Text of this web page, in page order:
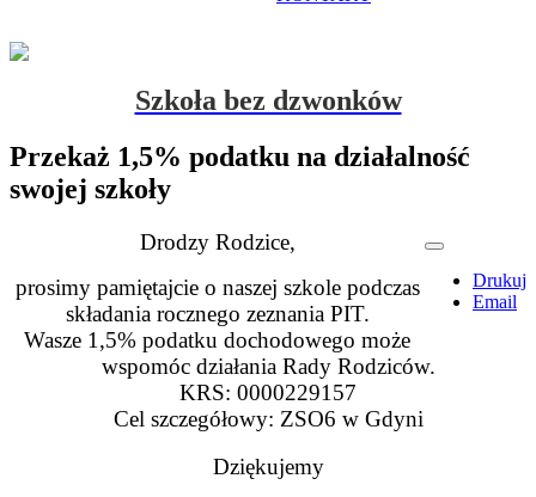
Szkoła bez dzwonków
Przekaż 1,5% podatku na działalność
swojej szkoły
Drukuj
Email
Drodzy Rodzice,
prosimy pamiętajcie o naszej szkole podczas
składania rocznego zeznania PIT.
Wasze 1,5% podatku dochodowego może
wspomóc działania Rady Rodziców.
KRS: 0000229157
Cel szczegółowy: ZSO6 w Gdyni
Dziękujemy